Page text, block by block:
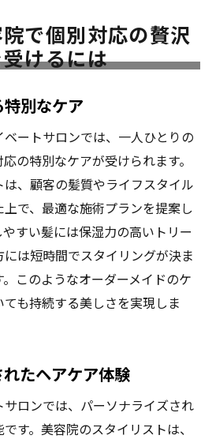
で個別対応の贅沢
けるには
別なケア
ートサロンでは、一人ひとりの
の特別なケアが受けられます。
、顧客の髪質やライフスタイル
で、最適な施術プランを提案し
すい髪には保湿力の高いトリー
には短時間でスタイリングが決ま
このようなオーダーメイドのケ
も持続する美しさを実現しま
たヘアケア体験
ロンでは、パーソナライズされ
す。美容院のスタイリストは、